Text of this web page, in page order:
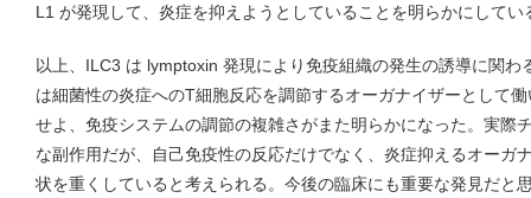
L1 が発現して、炎症を抑えようとしていることを明らかにしてい
以上、ILC3 は lymptoxin 発現により免疫組織の発生の誘導に関
は細菌性の炎症へのT細胞反応を調節するオーガナイザーとして
せよ、免疫システムの調節の複雑さがまた明らかになった。実際
な副作用だが、自己免疫性の反応だけでなく、炎症抑えるオーガ
状を重くしていると考えられる。今後の臨床にも重要な発見だと